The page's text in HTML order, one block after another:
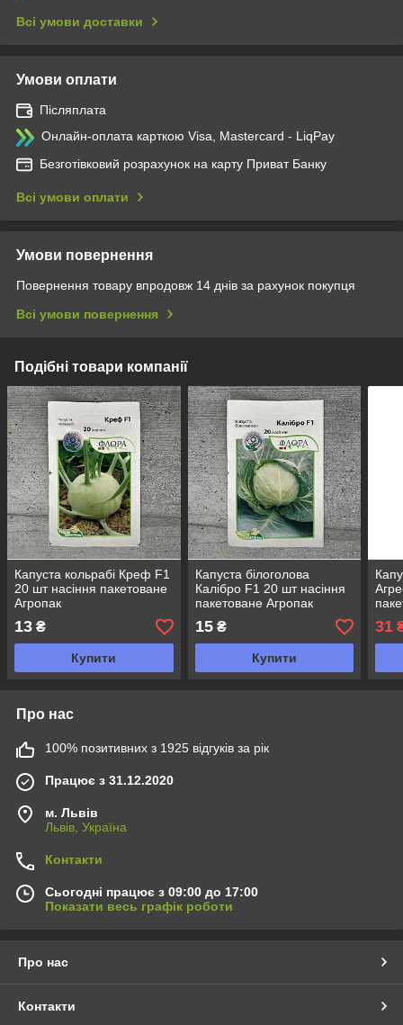
Всі умови доставки
Умови оплати
Післяплата
Онлайн-оплата карткою Visa, Mastercard - LiqPay
Безготівковий розрахунок на карту Приват Банку
Всі умови оплати
Умови повернення
Повернення товару впродовж 14 днів за рахунок покупця
Всі умови повернення
Подібні товари компанії
Капуста кольрабі Креф F1
20 шт насіння пакетоване
Агропак
13 ₴
Купити
Капуста білоголова
Калібро F1 20 шт насіння
пакетоване Агропак
15₴
Купити
31
Про нас
100% позитивних з 1925 відгуків за рік
Працює з 31.12.2020
м. Львів
Львів, Україна
Контакти
Сьогодні працює з 09:00 до 17:00
Показати весь графік роботи
Про нас
Контакти